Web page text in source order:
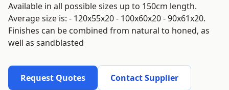
Available in all possible sizes up to 150cm length.
Average size is: - 120x55x20 - 100x60x20 - 90x61x20.
Finishes can be combined from natural to honed, as
well as sandblasted
Request Quotes Contact Supplier